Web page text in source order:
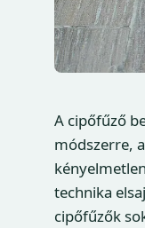
A cipőfűző
módszerre,
technika
cipőfűzők